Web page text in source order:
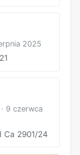
2025
9 czerwca
Ca 2901/24